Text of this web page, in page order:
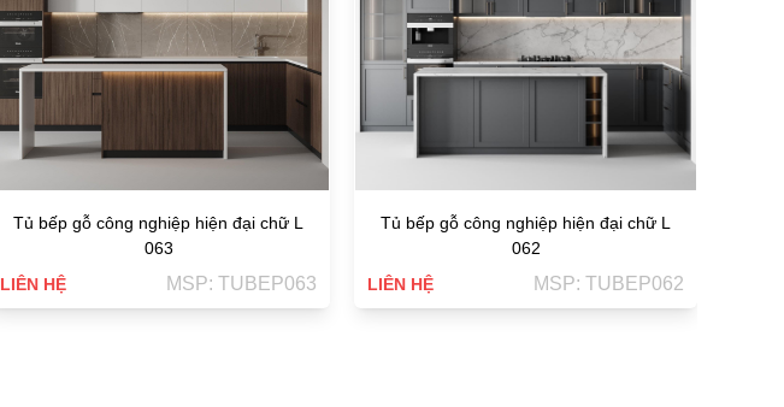
Tủ bếp gỗ công nghiệp hiện đại chữ L
063
LIÊN HỆ
MSP: TUBEP063
Tủ bếp gỗ công nghiệp hiện đại chữ L
062
LIÊN HỆ
MSP: TUBEP062